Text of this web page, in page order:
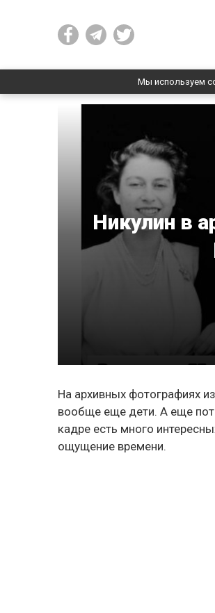
Мы используем
Никулин в
На архивных фотографиях
вообще еще дети. А еще
кадре есть много
ощущение времени.